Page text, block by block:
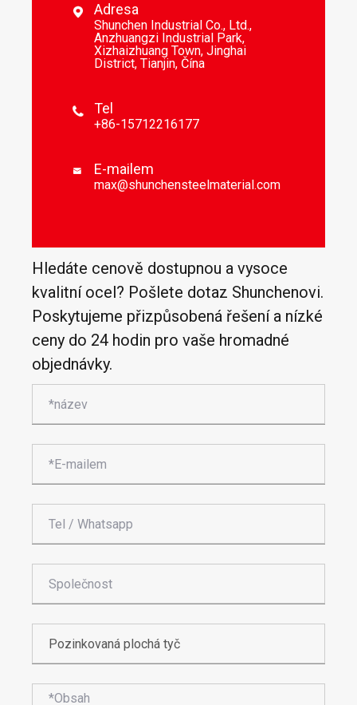
 Adresa
Shunchen Industrial Co., Ltd.,
Anzhuangzi Industrial Park,
Xizhaizhuang Town, Jinghai
District, Tianjin, Čína
 Tel
+86-15712216177
 E-mailem
max@shunchensteelmaterial.com
Hledáte cenově dostupnou a vysoce
kvalitní ocel? Pošlete dotaz Shunchenovi.
Poskytujeme přizpůsobená řešení a nízké
ceny do 24 hodin pro vaše hromadné
objednávky.